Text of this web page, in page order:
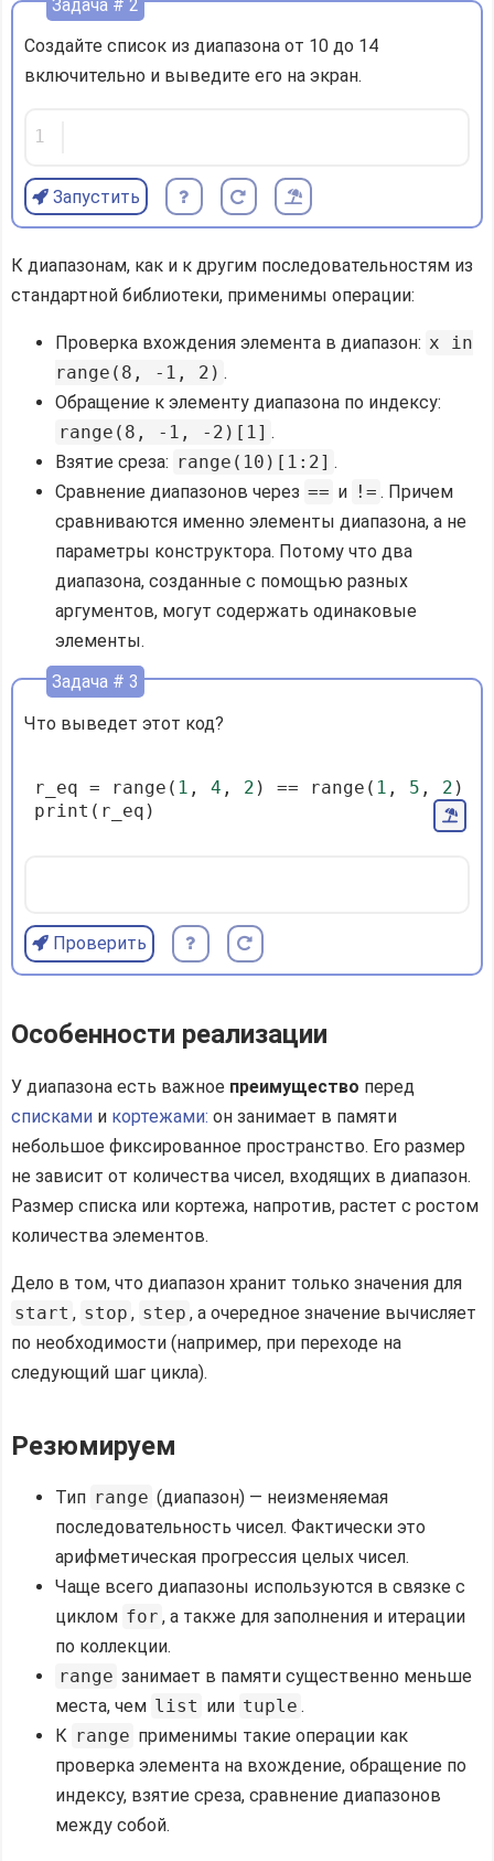
Создайте список из диапазона от 10 до 14
включительно и выведите его на экран.
1
Задача # 2
Запустить
К диапазонам, как и к другим последовательностям из
стандартной библиотеки, применимы операции:
Проверка вхождения элемента в диапазон: x in
range(8, -1, 2) .
Обращение к элементу диапазона по индексу:
range(8, -1, -2)[1] .
Взятие среза: range(10)[1:2] .
Сравнение диапазонов через == и != . Причем
сравниваются именно элементы диапазона, а не
параметры конструктора. Потому что два
диапазона, созданные с помощью разных
аргументов, могут содержать одинаковые
элементы.
Что выведет этот код?
r_eq = range( 1 , 4 , 2 ) == range( 1 , 5 , 2 )
print(r_eq)
Задача # 3
Проверить
Особенности реализации
У диапазона есть важное преимущество перед
списками и кортежами: он занимает в памяти
небольшое фиксированное пространство. Его размер
не зависит от количества чисел, входящих в диапазон.
Размер списка или кортежа, напротив, растет с ростом
количества элементов.
Дело в том, что диапазон хранит только значения для
start , stop , step , а очередное значение вычисляет
по необходимости (например, при переходе на
следующий шаг цикла).
Резюмируем
Тип range (диапазон) — неизменяемая
последовательность чисел. Фактически это
арифметическая прогрессия целых чисел.
Чаще всего диапазоны используются в связке с
циклом for , а также для заполнения и итерации
по коллекции.
range занимает в памяти существенно меньше
места, чем list или tuple .
К range применимы такие операции как
проверка элемента на вхождение, обращение по
индексу, взятие среза, сравнение диапазонов
между собой.